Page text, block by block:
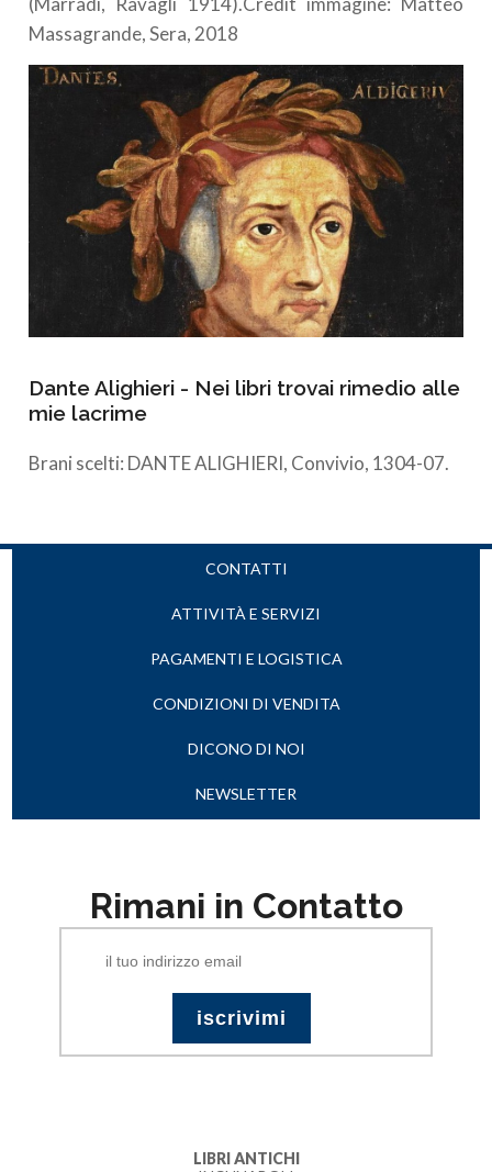
Massagrande, Sera, 2018
Dante Alighieri - Nei libri trovai rimedio alle
mie lacrime
Brani scelti: DANTE ALIGHIERI, Convivio, 1304-07.
CONTATTI
ATTIVITÀ E SERVIZI
PAGAMENTI E LOGISTICA
CONDIZIONI DI VENDITA
DICONO DI NOI
NEWSLETTER
Rimani in Contatto
LIBRI ANTICHI